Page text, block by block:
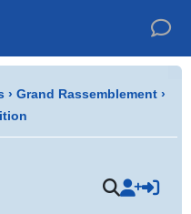
› Grand Rassemblement ›